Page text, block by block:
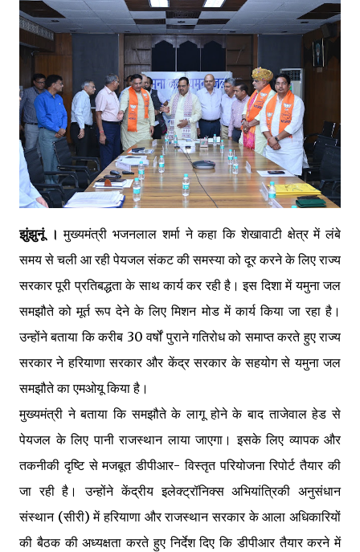
झुंझुनूं । मुख्यमंत्री भजनलाल शर्मा ने कहा कि शेखावाटी क्षेत्र में लंबे
समय से चली आ रही पेयजल संकट की समस्या को दूर करने के लिए राज्य
सरकार पूरी प्रतिबद्धता के साथ कार्य कर रही है। इस दिशा में यमुना जल
समझौते को मूर्त रूप देने के लिए मिशन मोड में कार्य किया जा रहा है।
उन्होंने बताया कि करीब 30 वर्षों पुराने गतिरोध को समाप्त करते हुए राज्य
सरकार ने हरियाणा सरकार और केंद्र सरकार के सहयोग से यमुना जल
समझौते का एमओयू किया है।
मुख्यमंत्री ने बताया कि समझौते के लागू होने के बाद ताजेवाल हेड से
पेयजल के लिए पानी राजस्थान लाया जाएगा। इसके लिए व्यापक और
तकनीकी दृष्टि से मजबूत डीपीआर- विस्तृत परियोजना रिपोर्ट तैयार की
जा रही है। उन्होंने केंद्रीय इलेक्ट्रॉनिक्स अभियांत्रिकी अनुसंधान
संस्थान (सीरी) में हरियाणा और राजस्थान सरकार के आला अधिकारियों
की बैठक की अध्यक्षता करते हुए निर्देश दिए कि डीपीआर तैयार करने में